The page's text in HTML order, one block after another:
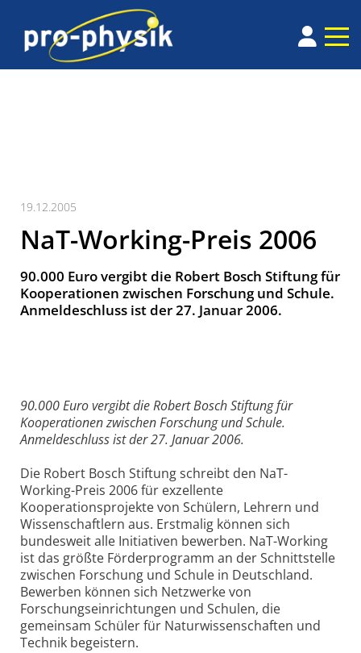
19.12.2005
NaT-Working-Preis 2006
90.000 Euro vergibt die Robert Bosch Stiftung für
Kooperationen zwischen Forschung und Schule.
Anmeldeschluss ist der 27. Januar 2006.
90.000 Euro vergibt die Robert Bosch Stiftung für
Kooperationen zwischen Forschung und Schule.
Anmeldeschluss ist der 27. Januar 2006.
Die Robert Bosch Stiftung schreibt den NaT-
Working-Preis 2006 für exzellente
Kooperationsprojekte von Schülern, Lehrern und
Wissenschaftlern aus. Erstmalig können sich
bundesweit alle Initiativen bewerben. NaT-Working
ist das größte Förderprogramm an der Schnittstelle
zwischen Forschung und Schule in Deutschland.
Bewerben können sich Netzwerke von
Forschungseinrichtungen und Schulen, die
gemeinsam Schüler für Naturwissenschaften und
Technik begeistern.